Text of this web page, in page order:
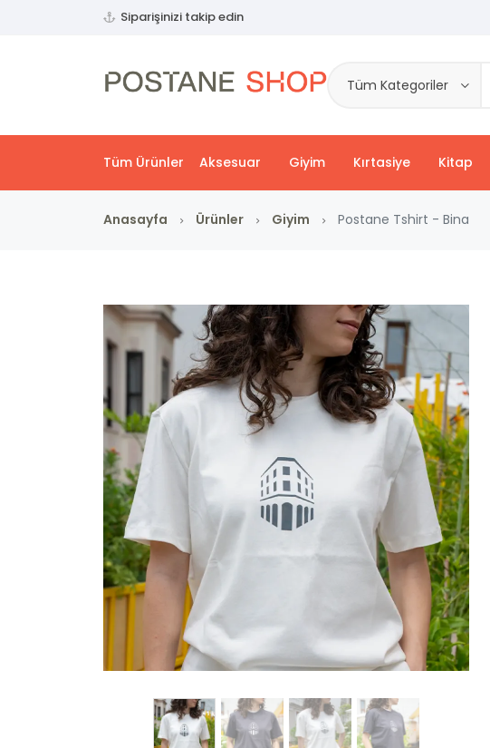
Siparişinizi takip edin
Tüm Kategoriler
Tüm Ürünler Aksesuar Giyim Kırtasiye Kitap
Anasayfa Ürünler Giyim Postane Tshirt - Bina